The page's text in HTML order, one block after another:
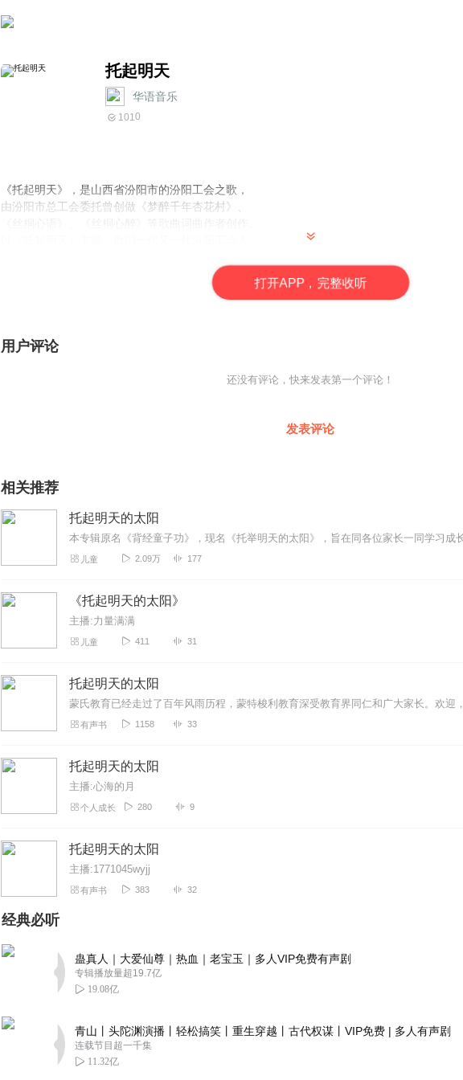
托起明天
华语音乐
1010
《托起明天》，是山西省汾阳市的汾阳工会之歌，
由汾阳市总工会委托曾创做《梦醉千年杏花村》、
阔步改革开放的大道，共同托起工人阶级幸福的明天。
打开APP，完整收听
用户评论
还没有评论，快来发表第一个评论！
发表评论
相关推荐
托起明天的太阳
儿童 2.09万 177
《托起明天的太阳》
主播:力量满满
儿童 411 31
托起明天的太阳
蒙氏教育已经走过了百年风雨历程，蒙特梭利教育深受教育界同仁和广大家长。欢迎，
有声书 1158 33
托起明天的太阳
主播:心海的月
个人成长 280 9
托起明天的太阳
主播:1771045wyjj
有声书 383 32
经典必听
蛊真人｜大爱仙尊｜热血｜老宝玉｜多人VIP免费有声剧
专辑播放量超19.7亿
19.08亿
青山丨头陀渊演播丨轻松搞笑丨重生穿越丨古代权谋丨VIP免费 | 多人有声剧
连载节目超一千集
11.32亿